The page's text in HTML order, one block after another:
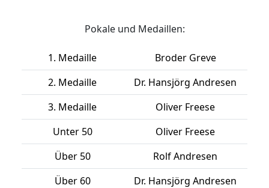
Pokale und Medaillen:
1. Medaille
Broder Greve
2. Medaille
Dr. Hansjörg Andresen
3. Medaille
Oliver Freese
Unter 50
Oliver Freese
Über 50
Rolf Andresen
Über 60
Dr. Hansjörg Andresen